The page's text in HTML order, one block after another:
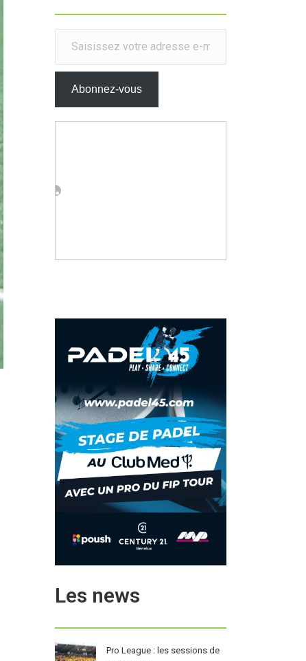
Saisissez votre adresse e-mail…
Abonnez-vous
Les news
Pro League : les sessions de